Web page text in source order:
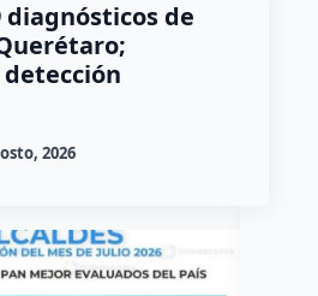
diagnósticos de
2026